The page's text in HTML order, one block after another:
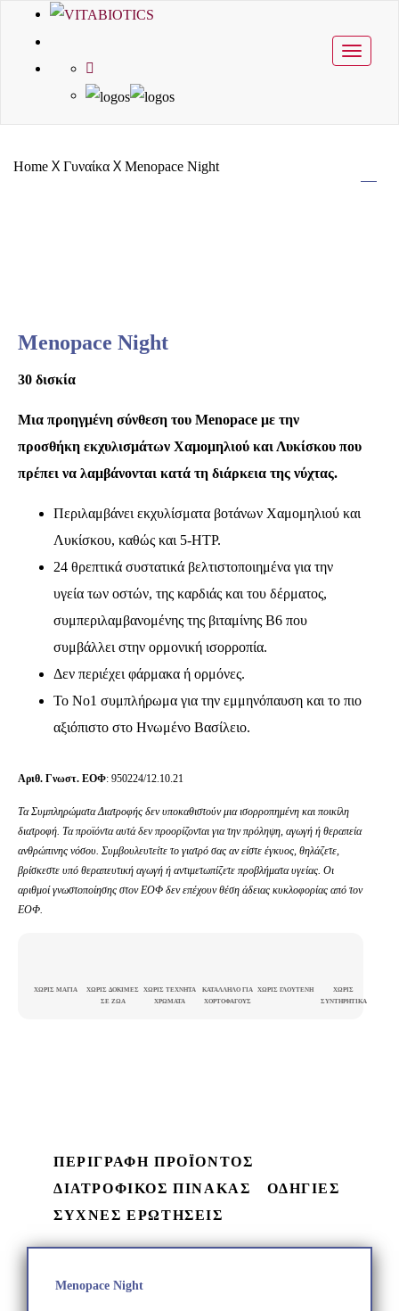
Toggle
Home X Γυναίκα X Menopace Night
Menopace Night
30 δισκία
Μια προηγμένη σύνθεση του Menopace με την
προσθήκη εκχυλισμάτων Χαμομηλιού και Λυκίσκου που
πρέπει να λαμβάνονται κατά τη διάρκεια της νύχτας.
Περιλαμβάνει εκχυλίσματα βοτάνων Χαμομηλιού και
Λυκίσκου, καθώς και 5-HTP.
24 θρεπτικά συστατικά βελτιστοποιημένα για την
υγεία των οστών, της καρδιάς και του δέρματος,
συμπεριλαμβανομένης της βιταμίνης Β6 που
συμβάλλει στην ορμονική ισορροπία.
Δεν περιέχει φάρμακα ή ορμόνες.
Το Νο1 συμπλήρωμα για την εμμηνόπαυση και το πιο
αξιόπιστο στο Ηνωμένο Βασίλειο.
Αριθ. Γνωστ. ΕΟΦ: 950224/12.10.21
Τα Συμπληρώματα Διατροφής δεν υποκαθιστούν μια ισορροπημένη καιποικίλη
διατροφή. Τα προϊόντα αυτά δεν προορίζονται για την πρόληψη, αγωγή ή θεραπεία
ανθρώπινης νόσου. Συμβουλευτείτε το γιατρό σας αν είστε έγκυος, θηλάζετε,
βρίσκεστε υπό θεραπευτική αγωγή ή αντιμετωπίζετε προβλήματα υγείας. Οι
αριθμοί γνωστοποίησης στον ΕΟΦ δεν επέχουν θέση άδειας κυκλοφορίας από τον
ΕΟΦ.
ΧΩΡΙΣ ΜΑΓΙΑ
ΧΩΡΙΣ ΔΟΚΙΜΕΣ
ΣΕ ΖΩΑ
ΧΩΡΙΣ ΤΕΧΝΗΤΑ
ΧΡΩΜΑΤΑ
ΚΑΤΑΛΛΗΛΟ ΓΙΑ
ΧΟΡΤΟΦΑΓΟΥΣ
ΧΩΡΙΣ ΓΛΟΥΤΕΝΗ
ΧΩΡΙΣ
ΣΥΝΤΗΡΗΤΙΚΑ
ΠΕΡΙΓΡΑΦΗ ΠΡΟΪΟΝΤΟΣ
ΔΙΑΤΡΟΦΙΚΟΣ ΠΙΝΑΚΑΣ
ΟΔΗΓΙΕΣ
ΣΥΧΝΕΣ ΕΡΩΤΗΣΕΙΣ
Menopace Night